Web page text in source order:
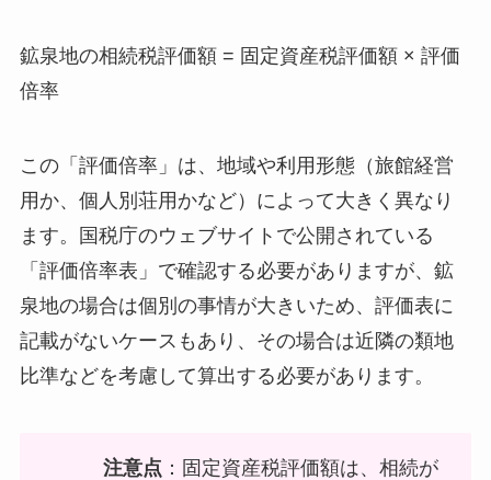
鉱泉地の相続税評価額 = 固定資産税評価額 × 評価
倍率
この「評価倍率」は、地域や利用形態（旅館経営
用か、個人別荘用かなど）によって大きく異なり
ます。国税庁のウェブサイトで公開されている
「評価倍率表」で確認する必要がありますが、鉱
泉地の場合は個別の事情が大きいため、評価表に
記載がないケースもあり、その場合は近隣の類地
比準などを考慮して算出する必要があります。
注意点 ：固定資産税評価額は、相続が